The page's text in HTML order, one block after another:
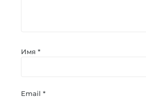
Имя *
Email *